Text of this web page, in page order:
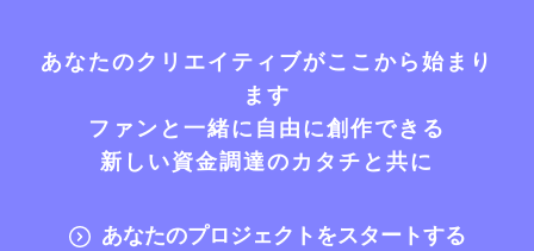
あなたのクリエイティブがここから始まり
ます
ファンと一緒に自由に創作できる
新しい資金調達のカタチと共に
あなたのプロジェクトをスタートする